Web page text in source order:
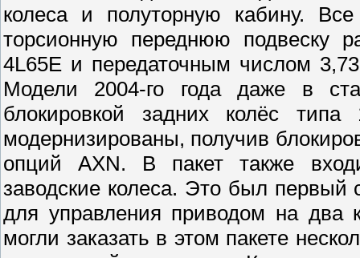
колеса и полуторную кабину.
торсионную переднюю подвеску
4L65E и передаточным числом
Модели 2004-го года даже в
блокировкой задних колёс
модернизированы, получив
опций AXN. В пакет также
заводские колеса. Это был первый
для управления приводом на два
могли заказать в этом пакете